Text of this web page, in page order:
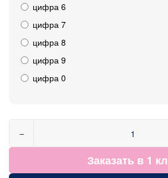
цифра 6
цифра 7
цифра 8
цифра 9
цифра 0
−
Заказать в 1